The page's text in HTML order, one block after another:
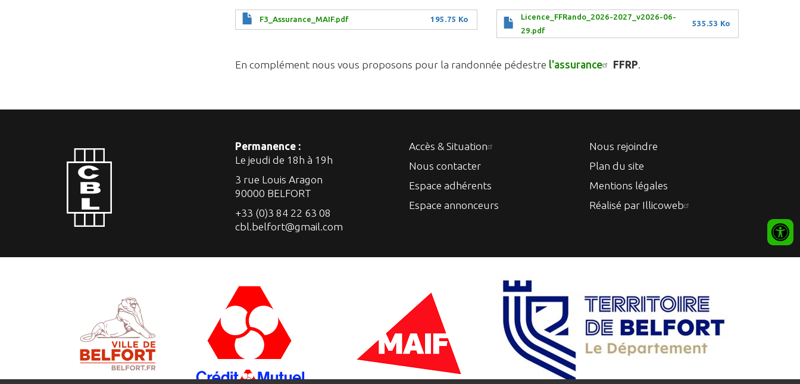
F3_Assurance_MAIF.pdf 195.75 Ko
Licence_FFRando_2026-2027_v2026-06-
29.pdf
535.53 Ko
En complément nous vous proposons pour la randonnée pédestre l'assurance FFRP.
Permanence :
Le jeudi de 18h à 19h
3 rue Louis Aragon
90000 BELFORT
+33 (0)3 84 22 63 08
cbl.belfort@gmail.com
Accès & Situation
Nous contacter
Espace adhérents
Espace annonceurs
Nous rejoindre
Plan du site
Mentions légales
Réalisé par Illicoweb